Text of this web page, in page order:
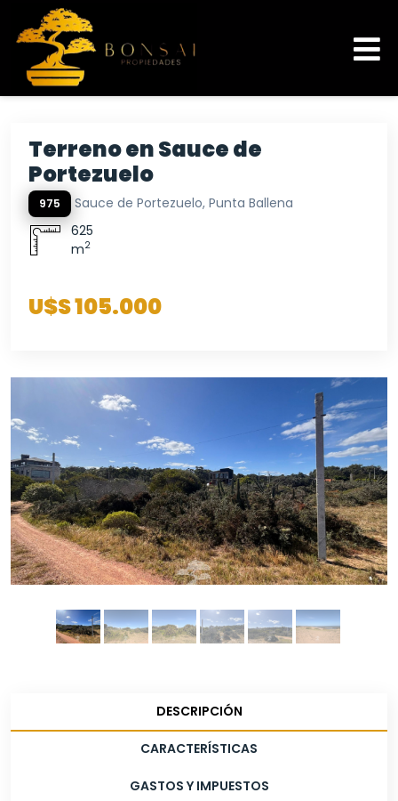
Terreno en Sauce de
Portezuelo
975
Sauce de Portezuelo, Punta Ballena
625
m2
U$S 105.000
DESCRIPCIÓN
CARACTERÍSTICAS
GASTOS Y IMPUESTOS